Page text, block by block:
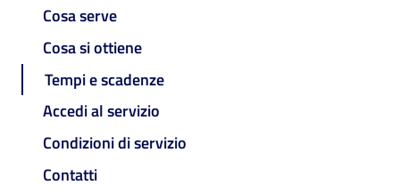
Cosa serve
Cosa si ottiene
Tempi e scadenze
Accedi al servizio
Condizioni di servizio
Contatti